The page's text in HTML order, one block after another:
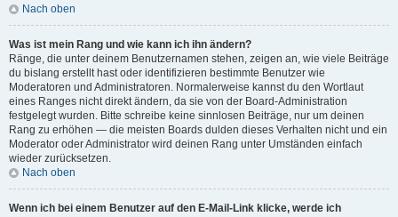
Nach oben
Was ist mein Rang und wie kann ich ihn ändern?
Ränge, die unter deinem Benutzernamen stehen, zeigen an, wie viele Beiträge
du bislang erstellt hast oder identifizieren bestimmte Benutzer wie
Moderatoren und Administratoren. Normalerweise kannst du den Wortlaut
eines Ranges nicht direkt ändern, da sie von der Board-Administration
festgelegt wurden. Bitte schreibe keine sinnlosen Beiträge, nur um deinen
Rang zu erhöhen — die meisten Boards dulden dieses Verhalten nicht und ein
Moderator oder Administrator wird deinen Rang unter Umständen einfach
wieder zurücksetzen.
Nach oben
Wenn ich bei einem Benutzer auf den E-Mail-Link klicke, werde ich